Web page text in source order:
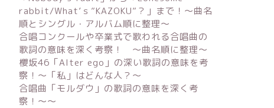
rabbit/What’ｓ”KAZOKU”？」まで！〜曲名
順とシングル・アルバム順に整理～
合唱コンクールや卒業式で歌われる合唱曲の
歌詞の意味を深く考察！ 〜曲名順に整理〜
櫻坂46「Alter ego」の深い歌詞の意味を考
察！〜「私」はどんな人？～
合唱曲「モルダウ」の歌詞の意味を深く考
察！〜〜